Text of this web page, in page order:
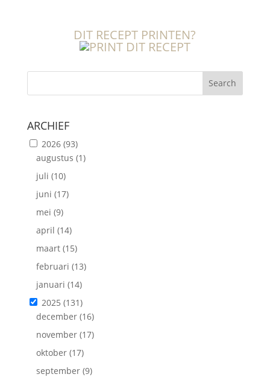
DIT RECEPT PRINTEN?
Search
ARCHIEF
2026(93)
augustus (1)
juli (10)
juni (17)
mei (9)
april (14)
maart(15)
februari (13)
januari (14)
2025 (131)
december(16)
november(17)
oktober(17)
september(9)